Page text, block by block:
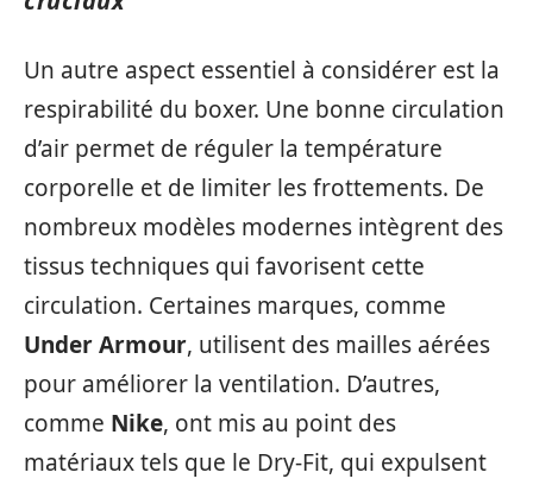
Un autre aspect essentiel à considérer est la
respirabilité du boxer. Une bonne circulation
d’air permet de réguler la température
corporelle et de limiter les frottements. De
nombreux modèles modernes intègrent des
tissus techniques qui favorisent cette
circulation. Certaines marques, comme
Under Armour, utilisent des mailles aérées
pour améliorer la ventilation. D’autres,
comme Nike, ont mis au point des
matériaux tels que le Dry-Fit, qui expulsent